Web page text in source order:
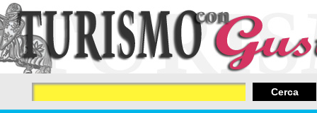
Cerca